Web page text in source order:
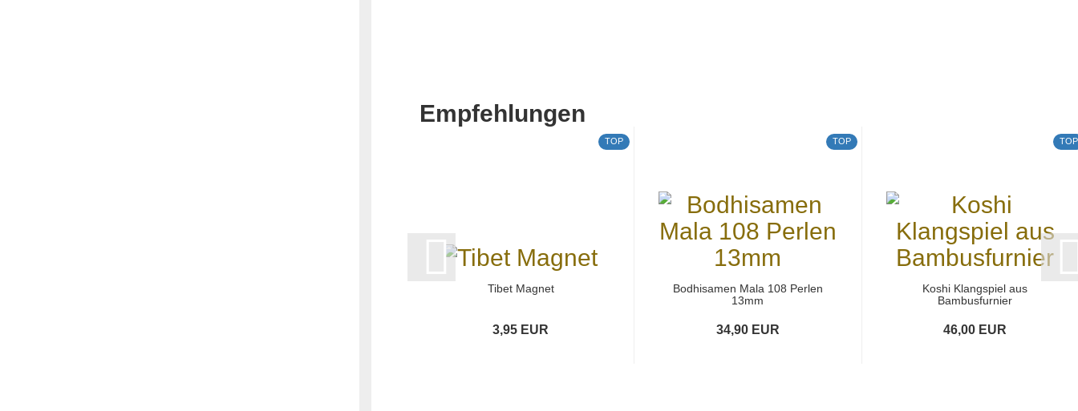
Empfehlungen
TOP
Tibet Magnet
3,95 EUR
TOP
Bodhisamen Mala 108 Perlen
13mm
34,90 EUR
TOP
Koshi Klangspiel aus
Bambusfurnier
46,00 EUR